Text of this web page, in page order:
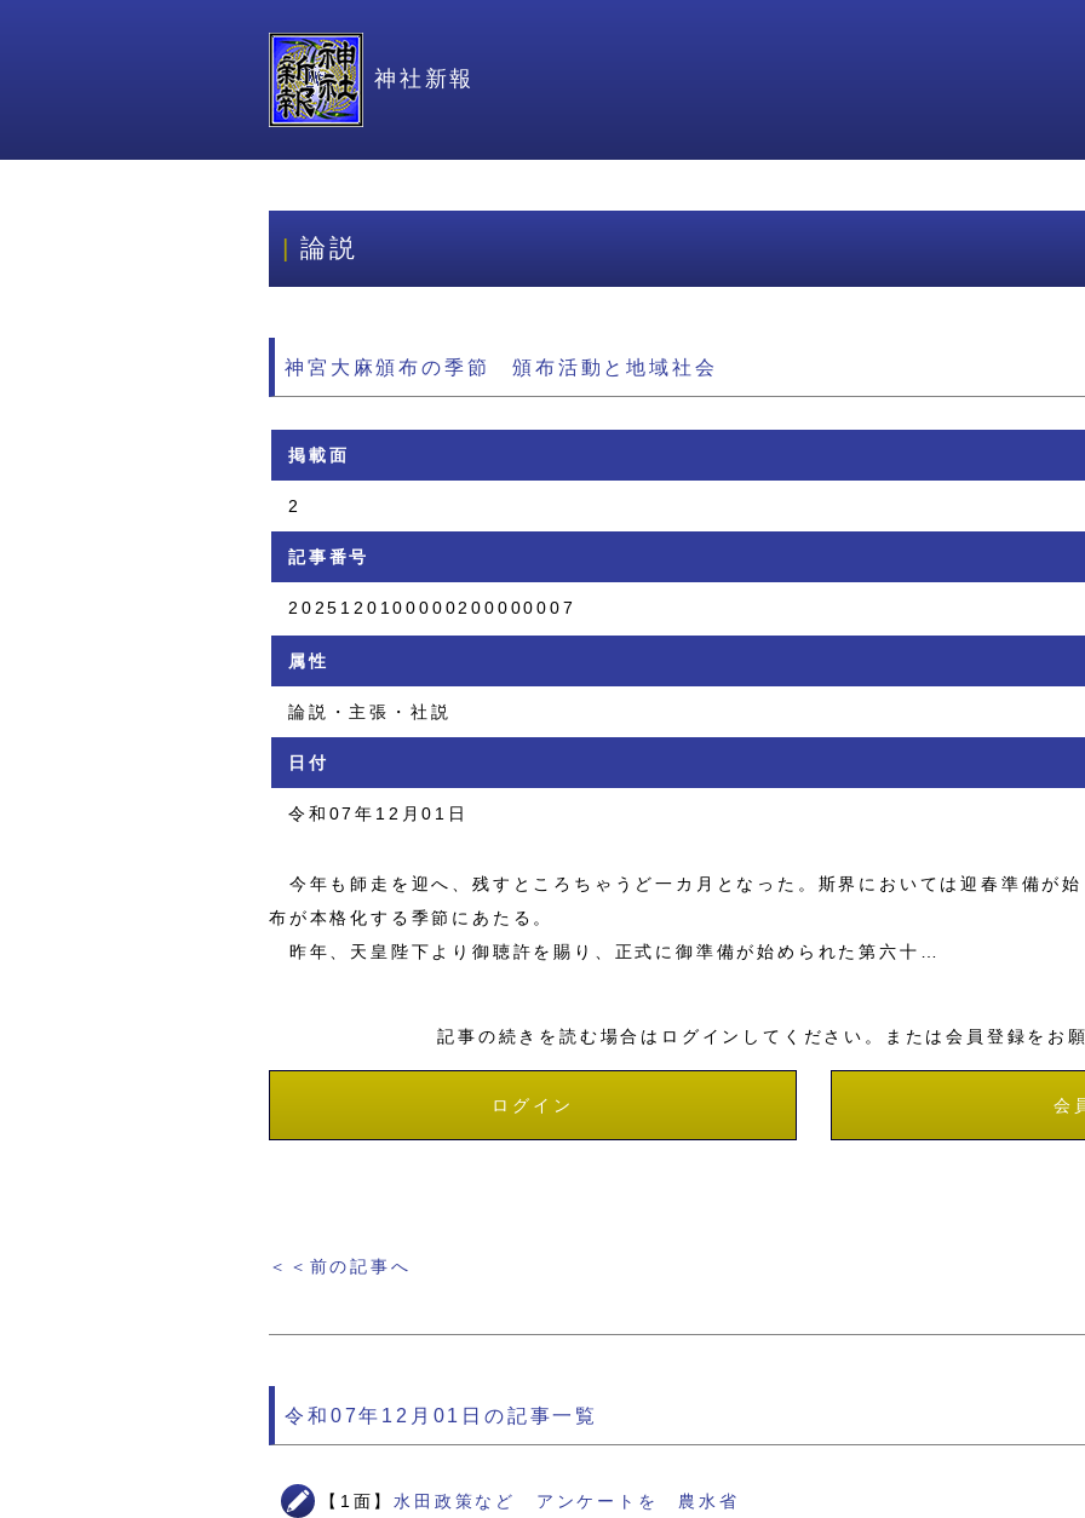
神社新報
論説
神宮大麻頒布の季節 頒布活動と地域社会
掲載面
2
記事番号
2025120100000200000007
属性
論説・主張・社説
日付
令和07年12月01日
今年も師走を迎へ、残すところちゃうど一カ月となった。斯界においては迎春準備が
布が本格化する季節にあたる。
昨年、天皇陛下より御聴許を賜り、正式に御準備が始められた第六十…
記事の続きを読む場合はログインしてください。または会員登録をお
ログイン 会
＜＜前の記事へ
令和07年12月01日の記事一覧
【1面】水田政策など アンケートを 農水省